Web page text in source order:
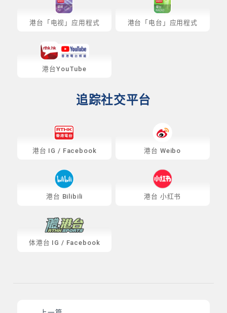
港台「电视」应用程式 港台「电台」应用程式
港台YouTube
追踪社交平台
港台 IG / Facebook 港台 Weibo
港台 Bilibili 港台 小红书
体港台 IG / Facebook